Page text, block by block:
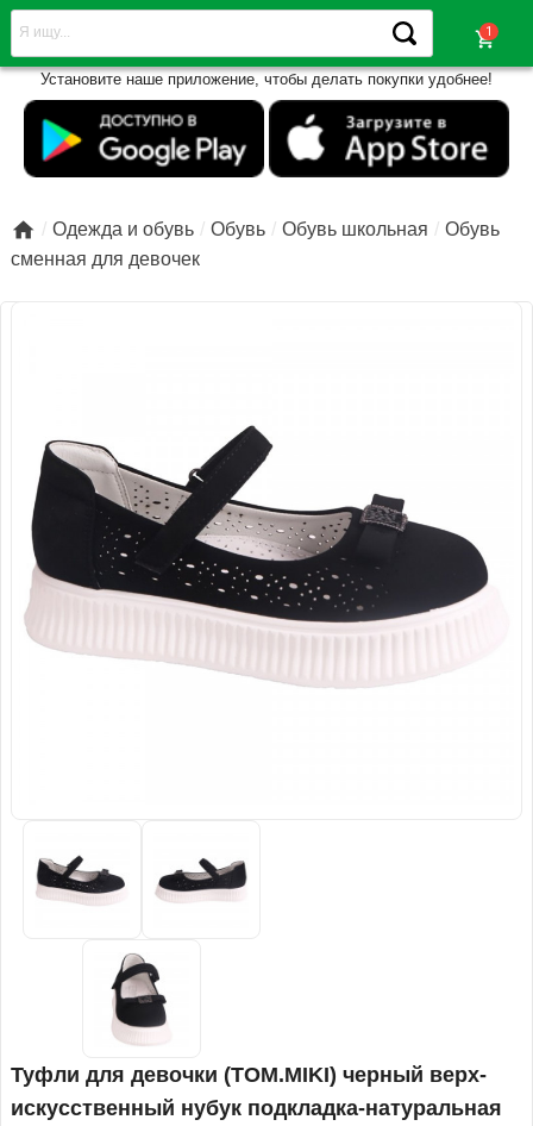
shopping_cart
Установите наше приложение, чтобы делать покупки удобнее!
 Одежда и обувь Обувь Обувь школьная
Обувь
сменная для девочек
Туфли для девочки (TOM.MIKI) черный верх-
искусственный нубук подкладка-натуральная